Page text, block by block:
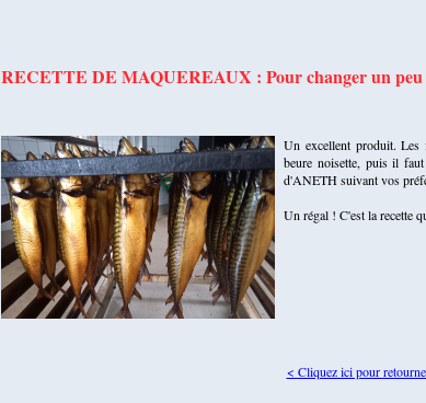
RECETTE DE MAQUEREAUX : Pour changer un peu
Un excellent produit.
beure noisette, puis il
d'ANETH suivant vos
Un régal ! C'est la recette
< Cliquez ici pour